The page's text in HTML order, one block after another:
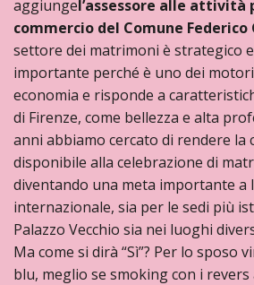
aggiungel’assessore alle
commercio del Comune Federico
settore dei matrimoni è strategico
importante perché è uno dei
economia e risponde a
di Firenze, come bellezza e alta
anni abbiamo cercato di rendere la
disponibile alla celebrazione di
diventando una meta importante a
internazionale, sia per le sedi più
Palazzo Vecchio sia nei luoghi
Ma come si dirà “Sì”? Per lo sposo
blu, meglio se smoking con i revers